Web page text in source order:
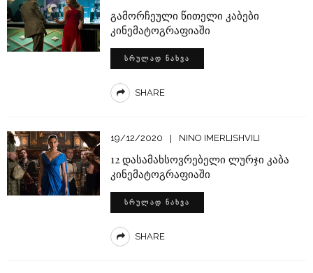
გამორჩეული წითელი კაბები
კინემატოგრაფიაში
ᲡᲠᲣᲚᲐᲓ ᲜᲐᲮᲕᲐ
SHARE
19/12/2020 NINO IMERLISHVILI
12 დასამახსოვრებელი ლურჯი კაბა
კინემატოგრაფიაში
ᲡᲠᲣᲚᲐᲓ ᲜᲐᲮᲕᲐ
SHARE